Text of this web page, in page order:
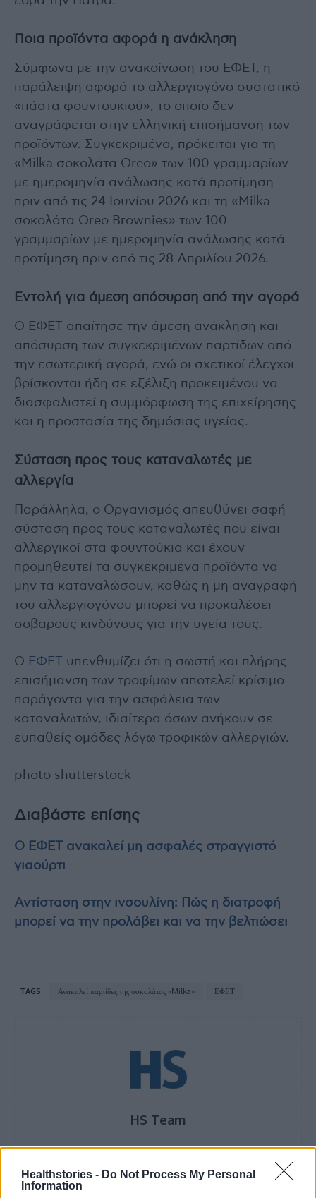
Healthstories - Do Not Process My Personal
Information
Ποια προϊόντα αφορά η ανάκληση
Σύμφωνα με την ανακοίνωση του ΕΦΕΤ, η
παράλειψη αφορά το αλλεργιογόνο συστατικό
«πάστα φουντουκιού», το οποίο δεν
αναγράφεται στην ελληνική επισήμανση των
προϊόντων. Συγκεκριμένα, πρόκειται για τη
«Milka σοκολάτα Oreo» των 100 γραμμαρίων
με ημερομηνία ανάλωσης κατά προτίμηση
πριν από τις 24 Ιουνίου 2026 και τη «Milka
σοκολάτα Oreo Brownies» των 100
γραμμαρίων με ημερομηνία ανάλωσης κατά
προτίμηση πριν από τις 28 Απριλίου 2026.
Εντολή για άμεση απόσυρση από την αγορά
Ο ΕΦΕΤ απαίτησε την άμεση ανάκληση και
απόσυρση των συγκεκριμένων παρτίδων από
την εσωτερική αγορά, ενώ οι σχετικοί έλεγχοι
βρίσκονται ήδη σε εξέλιξη προκειμένου να
διασφαλιστεί η συμμόρφωση της επιχείρησης
και η προστασία της δημόσιας υγείας.
Σύσταση προς τους καταναλωτές με
αλλεργία
Παράλληλα, ο Οργανισμός απευθύνει σαφή
σύσταση προς τους καταναλωτές που είναι
αλλεργικοί στα φουντούκια και έχουν
προμηθευτεί τα συγκεκριμένα προϊόντα να
μην τα καταναλώσουν, καθώς η μη αναγραφή
του αλλεργιογόνου μπορεί να προκαλέσει
σοβαρούς κινδύνους για την υγεία τους.
Ο ΕΦΕΤ
υπενθυμίζει ότι η σωστή και πλήρης
επισήμανση των τροφίμων αποτελεί κρίσιμο
παράγοντα για την ασφάλεια των
καταναλωτών, ιδιαίτερα όσων ανήκουν σε
ευπαθείς ομάδες λόγω τροφικών αλλεργιών.
photo shutterstock
Διαβάστε επίσης
Ο ΕΦΕΤ ανακαλεί μη ασφαλές στραγγιστό
γιαούρτι
Αντίσταση στην ινσουλίνη: Πώς η διατροφή
μπορεί να την προλάβει και να την βελτιώσει
TAGS Ανακαλεί παρτίδες της σοκολάτας «Milka» ΕΦΕΤ
HS Team